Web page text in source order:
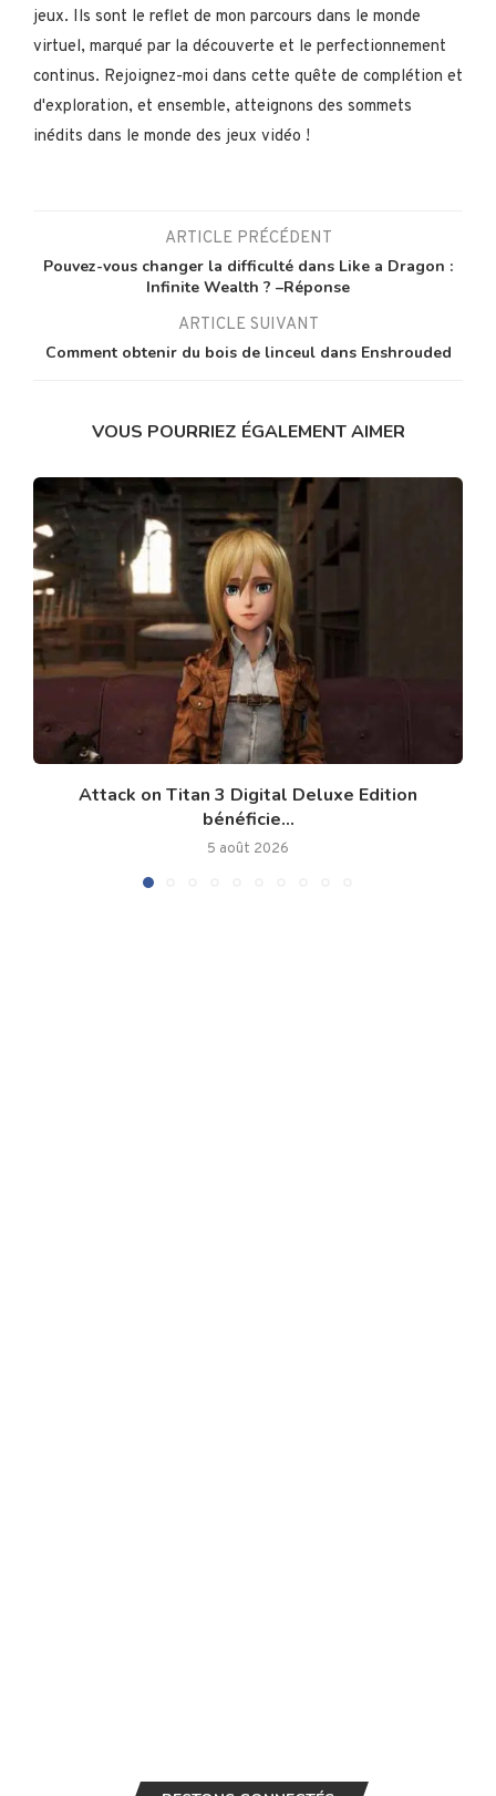
jeux. Ils sont le reflet de mon parcours dans le monde
virtuel, marqué par la découverte et le perfectionnement
continus. Rejoignez-moi dans cette quête de complétion et
d'exploration, et ensemble, atteignons des sommets
inédits dans le monde des jeux vidéo !
ARTICLE PRÉCÉDENT
Pouvez-vous changer la difficulté dans Like a Dragon :
Infinite Wealth ? –Réponse
ARTICLE SUIVANT
Comment obtenir du bois de linceul dans Enshrouded
VOUS POURRIEZ ÉGALEMENT AIMER
Attack on Titan 3 Digital Deluxe Edition
bénéficie...
5 août 2026